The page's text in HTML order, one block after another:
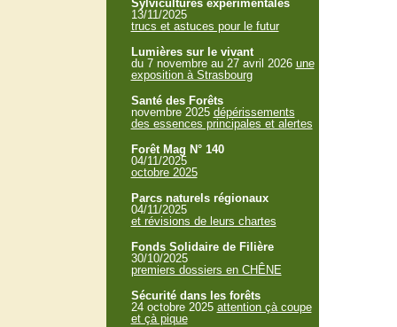
Sylvicultures expérimentales
13/11/2025
trucs et astuces pour le futur
Lumières sur le vivant
du 7 novembre au 27 avril 2026 une
exposition à Strasbourg
Santé des Forêts
novembre 2025 dépérissements
des essences principales et alertes
Forêt Mag N° 140
04/11/2025
octobre 2025
Parcs naturels régionaux
04/11/2025
et révisions de leurs chartes
Fonds Solidaire de Filière
30/10/2025
premiers dossiers en CHÊNE
Sécurité dans les forêts
24 octobre 2025 attention çà coupe
et çà pique